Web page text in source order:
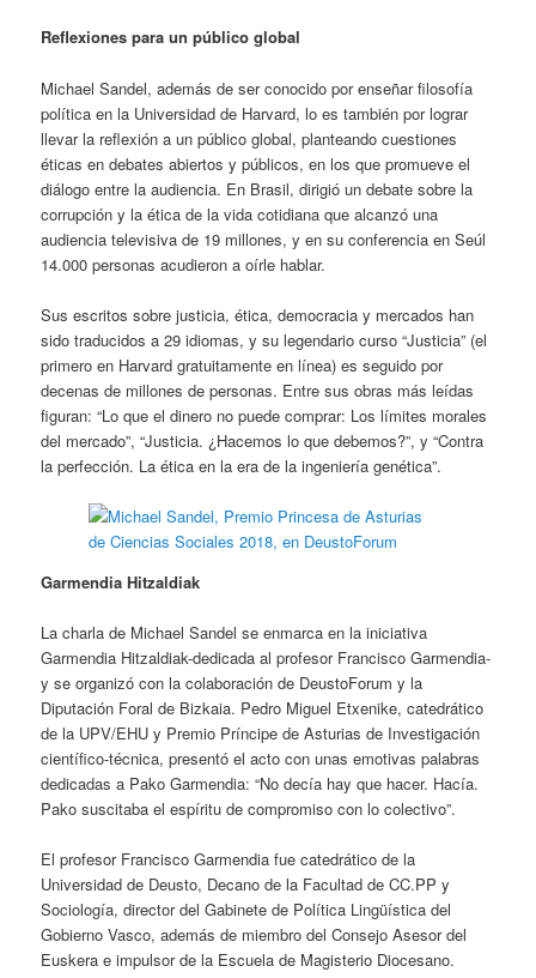
Reflexiones para un público global
Michael Sandel, además de ser conocido por enseñar filosofía
política en la Universidad de Harvard, lo es también por lograr
llevar la reflexión a un público global, planteando cuestiones
éticas en debates abiertos y públicos, en los que promueve el
diálogo entre la audiencia. En Brasil, dirigió un debate sobre la
corrupción y la ética de la vida cotidiana que alcanzó una
audiencia televisiva de 19 millones, y en su conferencia en Seúl
14.000 personas acudieron a oírle hablar.
Sus escritos sobre justicia, ética, democracia y mercados han
sido traducidos a 29 idiomas, y su legendario curso “Justicia” (el
primero en Harvard gratuitamente en línea) es seguido por
decenas de millones de personas. Entre sus obras más leídas
figuran: “Lo que el dinero no puede comprar: Los límites morales
del mercado”, “Justicia. ¿Hacemos lo que debemos?”, y “Contra
la perfección. La ética en la era de la ingeniería genética”.
Garmendia Hitzaldiak
La charla de Michael Sandel se enmarca en la iniciativa
Garmendia Hitzaldiak-dedicada al profesor Francisco Garmendia-
y se organizó con la colaboración de DeustoForum y la
Diputación Foral de Bizkaia. Pedro Miguel Etxenike, catedrático
de la UPV/EHU y Premio Príncipe de Asturias de Investigación
científico-técnica, presentó el acto con unas emotivas palabras
dedicadas a Pako Garmendia: “No decía hay que hacer. Hacía.
Pako suscitaba el espíritu de compromiso con lo colectivo”.
El profesor Francisco Garmendia fue catedrático de la
Universidad de Deusto, Decano de la Facultad de CC.PP y
Sociología, director del Gabinete de Política Lingüística del
Gobierno Vasco, además de miembro del Consejo Asesor del
Euskera e impulsor de la Escuela de Magisterio Diocesano.